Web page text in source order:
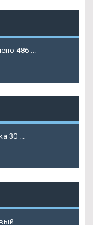
486 ...
30 ...
...